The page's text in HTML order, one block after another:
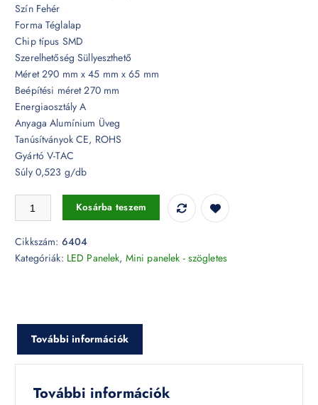
Szín Fehér
Forma Téglalap
Chip típus SMD
Szerelhetőség Süllyeszthető
Méret 290 mm x 45 mm x 65 mm
Beépítési méret 270 mm
Energiaosztály A
Anyaga Alumínium Üveg
Tanúsítványok CE, ROHS
Gyártó V-TAC
Súly 0,523 g/db
20W LED panel süllyeszthető egyenes, lapos felület 3000K - 6404
Kosárba teszem
Cikkszám: 6404
Kategóriák: LED Panelek, Mini panelek - szögletes
További információk
További információk